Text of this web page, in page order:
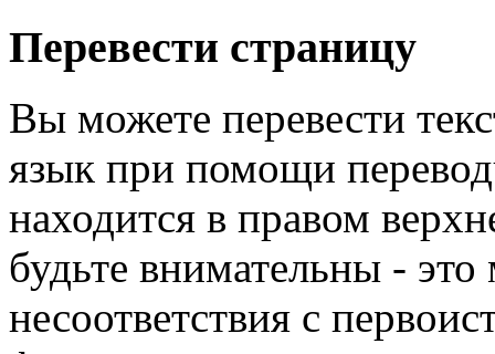
Перевести страницу
Вы можете перевести
язык при помощи
находится в правом
будьте внимательны -
несоответствия с